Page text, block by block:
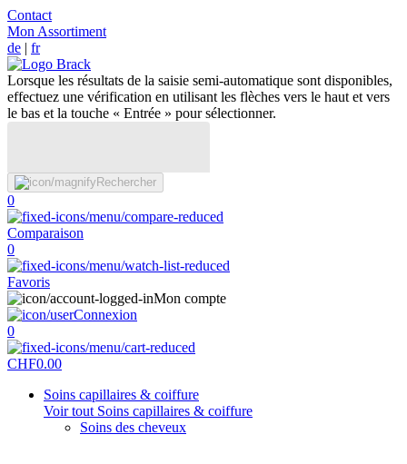
Contact
Mon Assortiment
de | fr
Lorsque les résultats de la saisie semi-automatique sont disponibles,
effectuez une vérification en utilisant les flèches vers le haut et vers
le bas et la touche « Entrée » pour sélectionner.
Rechercher
0
Comparaison
0
Favoris
Mon compte
Connexion
0
CHF0.00
Soins capillaires & coiffure
Voir tout Soins capillaires & coiffure
Soins des cheveux